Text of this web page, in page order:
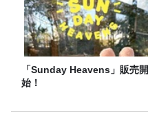
「Sunday Heavens」販売開
始！